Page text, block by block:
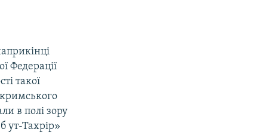
Федерації
такої
в полі зору
ут-Тахрір»